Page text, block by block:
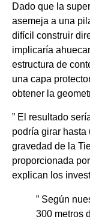
Dado que la
asemeja a una
difícil construir
implicaría
estructura de
una capa
obtener la
” El resultado
podría girar
gravedad de la
proporcionada
explican los
” Según
300 metros